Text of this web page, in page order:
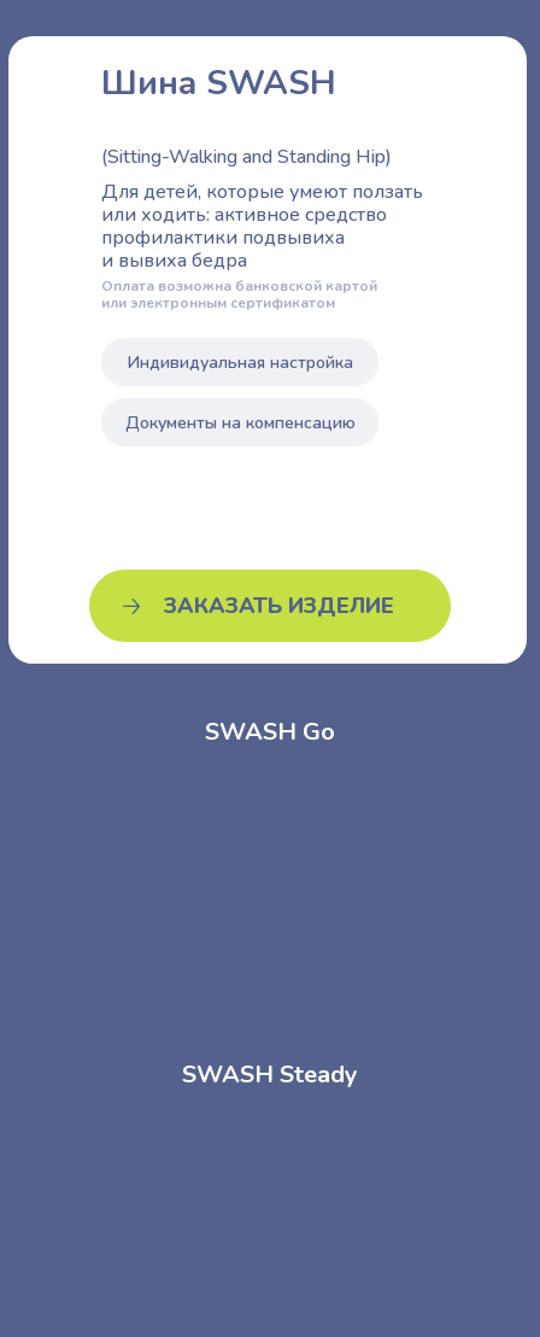
ЗАКАЗАТЬ ИЗДЕЛИЕ
Индивидуальная настройка
Документы на компенсацию
(Sitting-Walking and Standing Hip)
Для детей, которые умеют ползать
или ходить: активное средство
профилактики подвывиха
и вывиха бедра
Оплата возможна банковской картой
или электронным сертификатом
Шина SWASH
SWASH Go
SWASH Steady